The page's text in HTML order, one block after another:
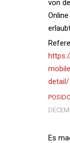
von
detail/
Es